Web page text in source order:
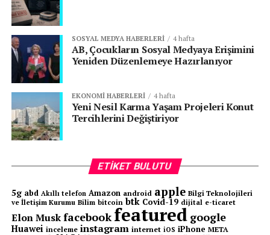
SOSYAL MEDYA HABERLERI 4 hafta
AB, Çocukların Sosyal Medyaya Erişimini
Yeniden Düzenlemeye Hazırlanıyor
EKONOMI HABERLERI 4 hafta
Yeni Nesil Karma Yaşam Projeleri Konut
Tercihlerini Değiştiriyor
ETIKET BULUTU
5g abd Akıllı telefon Amazon android apple Bilgi Teknolojileri
ve İletişim Kurumu Bilim bitcoin btk Covid-19 dijital e-ticaret
Elon Muskfacebook featured google
Huawei inceleme instagram internet iOS iPhone META